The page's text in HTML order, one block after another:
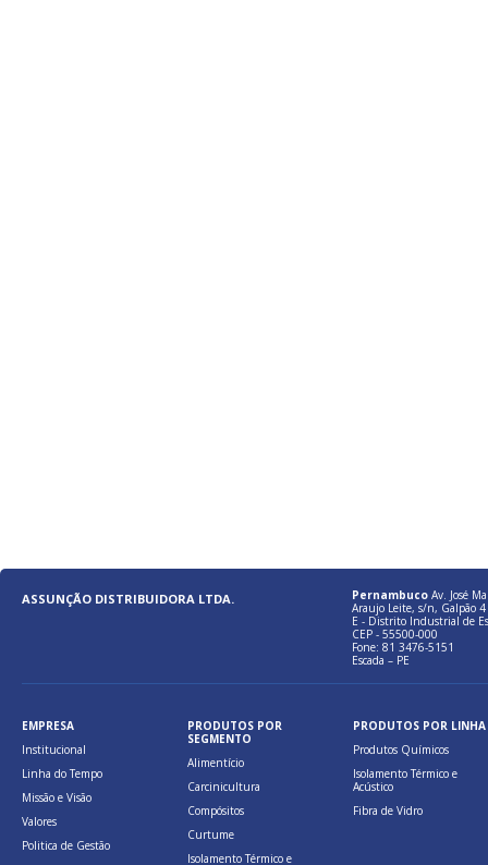
ASSUNÇÃO DISTRIBUIDORA LTDA. Pernambuco Av. José
Araujo Leite, s/n, Galpão 4
E - Distrito Industrial de
CEP - 55500-000
Fone: 81 3476-5151
Escada – PE
EMPRESA
Institucional
Linha do Tempo
Missão e Visão
Valores
Politica de Gestão
PRODUTOS POR
SEGMENTO
Alimentício
Carcinicultura
Compósitos
Curtume
Isolamento Térmico e
PRODUTOS POR LINHA
Produtos Químicos
Isolamento Térmico e
Acústico
Fibra de Vidro